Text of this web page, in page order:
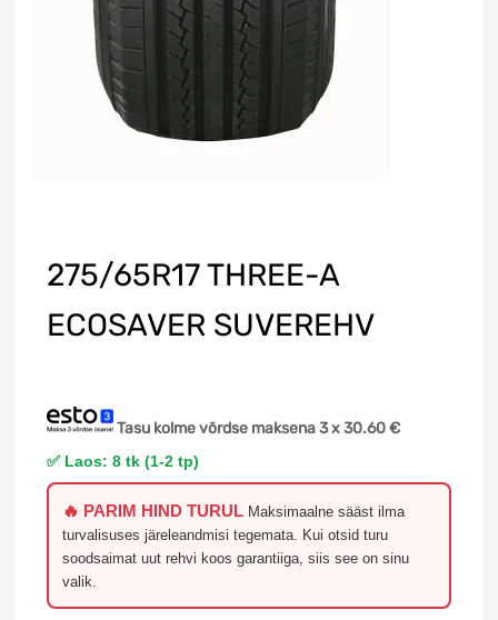
275/65R17 THREE-A
ECOSAVER SUVEREHV
Tasu kolme võrdse maksena 3 x30.60€
✅ Laos: 8 tk (1-2 tp)
🔥 PARIM HIND TURUL Maksimaalne sääst ilma
turvalisuses järeleandmisi tegemata. Kui otsid turu
soodsaimat uut rehvi koos garantiiga, siis see on sinu
valik.